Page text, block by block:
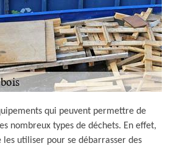
qui peuvent permettre de
nombreux types de déchets. En effet,
utiliser pour se débarrasser des